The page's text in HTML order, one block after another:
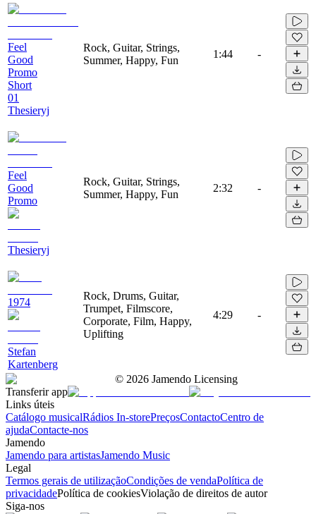
Feel
Good
Promo
Short
01
Thesieryj
Rock, Guitar, Strings,
Summer, Happy, Fun
1:44 -
Feel
Good
Promo
Thesieryj
Rock, Guitar, Strings,
Summer, Happy, Fun
2:32 -
1974
Stefan
Kartenberg
Rock, Drums, Guitar,
Trumpet, Filmscore,
Corporate, Film, Happy,
Uplifting
4:29 -
© 2026 Jamendo Licensing
Transferir app
Links úteis
Catálogo musicalRádios In-storePreçosContactoCentro de
ajudaContacte-nos
Jamendo
Jamendo para artistasJamendo Music
Legal
Termos gerais de utilizaçãoCondições de vendaPolítica de
privacidadePolítica de cookiesViolação de direitos de autor
Siga-nos